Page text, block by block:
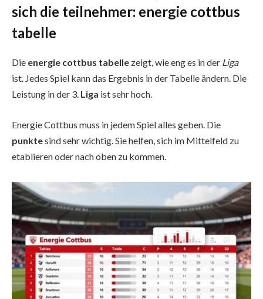
sich die teilnehmer: energie cottbus
tabelle
Die energie cottbus tabelle zeigt, wie eng es in der Liga
ist. Jedes Spiel kann das Ergebnis in der Tabelle ändern. Die
Leistung in der 3. Liga ist sehr hoch.
Energie Cottbus muss in jedem Spiel alles geben. Die
punktesind sehr wichtig. Sie helfen, sich im Mittelfeld zu
etablieren oder nach oben zu kommen.